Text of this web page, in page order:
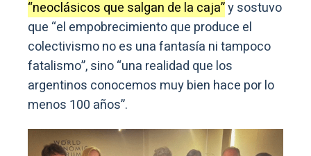
“neoclásicos que salgan de la caja”y sostuvo
que “el empobrecimiento que produce el
colectivismo no es una fantasía ni tampoco
fatalismo”, sino “una realidad que los
argentinos conocemos muy bien hace por lo
menos 100 años”.